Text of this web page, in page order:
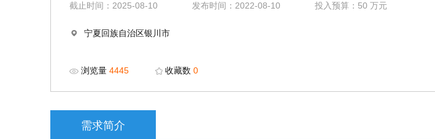
截止时间：2025-08-10 发布时间：2022-08-10 投入预算：50 万元
宁夏回族自治区银川市
浏览量 4445 收藏数 0
需求简介